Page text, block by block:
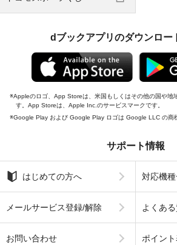
dブックアプリのダウンロー
Appleのロゴ、App Storeは、米国もしくはその他の国や地
す。App Storeは、Apple Inc.のサービスマークです。
Google Play および Google Play ロゴは Google LLC の商
サポート情報
はじめての方へ 対応機
メールサービス登録/解除 よくある
お問い合わせ ポイン